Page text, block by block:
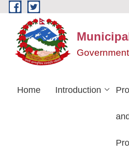
Skip to main content
Home Introduction